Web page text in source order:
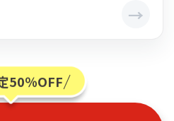
→
50％OFF